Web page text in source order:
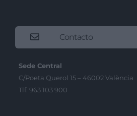
Contacto
Sede Central
C/Poeta Querol 15 – 46002 València
Tlf. 963 103 900